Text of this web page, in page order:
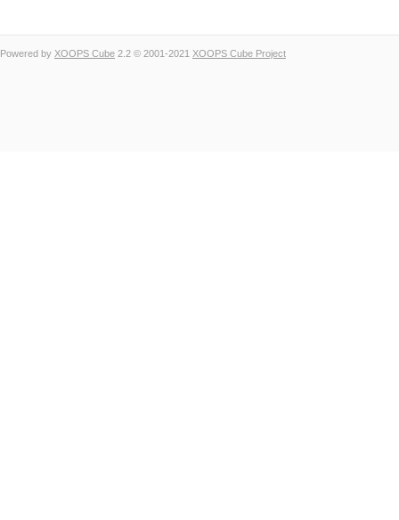
Powered by XOOPS Cube 2.2 © 2001-2021 XOOPS Cube Project